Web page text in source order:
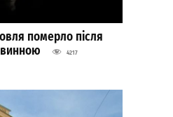
померло після
винною
4217